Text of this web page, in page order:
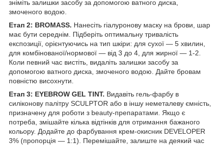
зніміть залишки засобу за допомогою ватного диска,
змоченого водою.
Етап 2: BROMASS. Нанесіть гіалуронову маску на брови, шар
має бути середнім. Підберіть оптимальну тривалість
експозиції, орієнтуючись на тип шкіри: для сухої — 5 хвилин,
для комбінованої/нормової — від 3 до 4, для жирної — 1-2.
Коли певний час вистіть, видаліть залишки засобу за
допомогою ватного диска, змоченого водою. Дайте бровам
повністю висохнути.
Етап 3: EYEBROW GEL TINT. Видавіть гель-фарбу в
силіконову палітру SCULPTOR або в іншу неметалеву ємність,
призначену для роботи з beauty-препаратами. Якщо є
потреба, змішайте кілька відтінків для отримання бажаного
кольору. Додайте до фарбування крем-окисник DEVELOPER
3% (пропорція — 1:1). Перемішайте, залиште на деякий час